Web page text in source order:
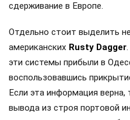
сдерживание в Европе.
Отдельно стоит выделить
американских Rusty Dagger
эти системы прибыли в
воспользовавшись
Если эта информация
вывода из строя портовой